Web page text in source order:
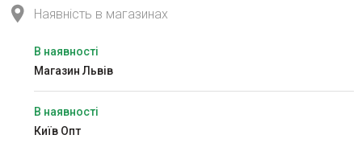
Наявність в магазинах
В наявності
Магазин Львів
В наявності
Київ Опт